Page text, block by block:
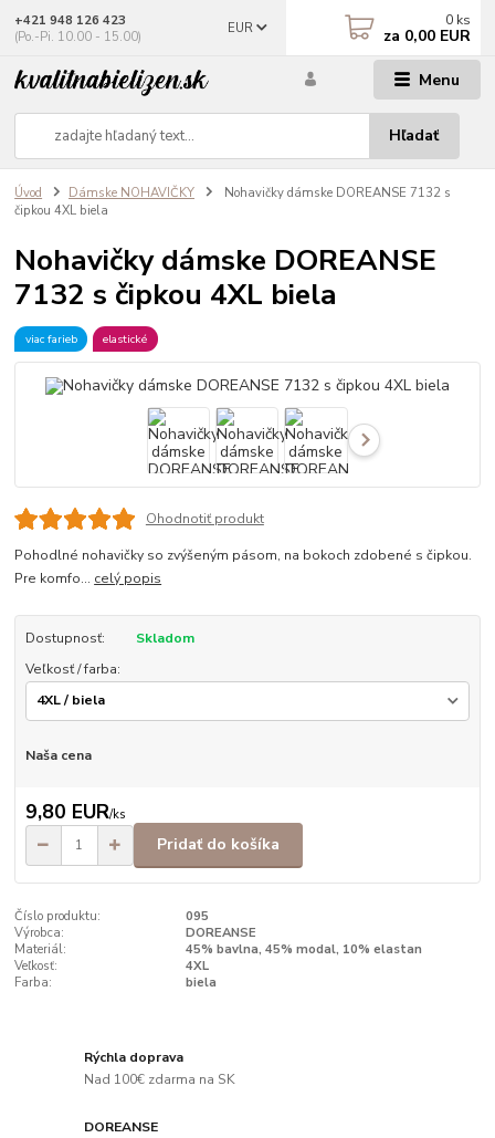
Menu
EUR
Hľadať
+421 948 126 423
(Po.-Pi. 10.00 - 15.00)
0 ks
za 0,00 EUR
Úvod Dámske NOHAVIČKY
Nohavičky dámske DOREANSE 7132 s
čipkou 4XL biela
Nohavičky dámske DOREANSE
7132 s čipkou 4XL biela
viac farieb elastické
Ohodnotiť produkt
Pohodlné nohavičky so zvýšeným pásom, na bokoch zdobené s čipkou.
Pre komfo... celý popis
Dostupnosť:
Skladom
Veľkosť / farba:
Naša cena
9,80 EUR/ks
Pridať do košíka
Číslo produktu:
095
Výrobca:
DOREANSE
Materiál:
45% bavlna, 45% modal, 10% elastan
Veľkosť:
4XL
Farba:
biela
Rýchla doprava
Nad 100€ zdarma na SK
DOREANSE